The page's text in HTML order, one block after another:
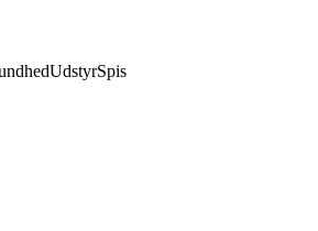
UdstyrSpis